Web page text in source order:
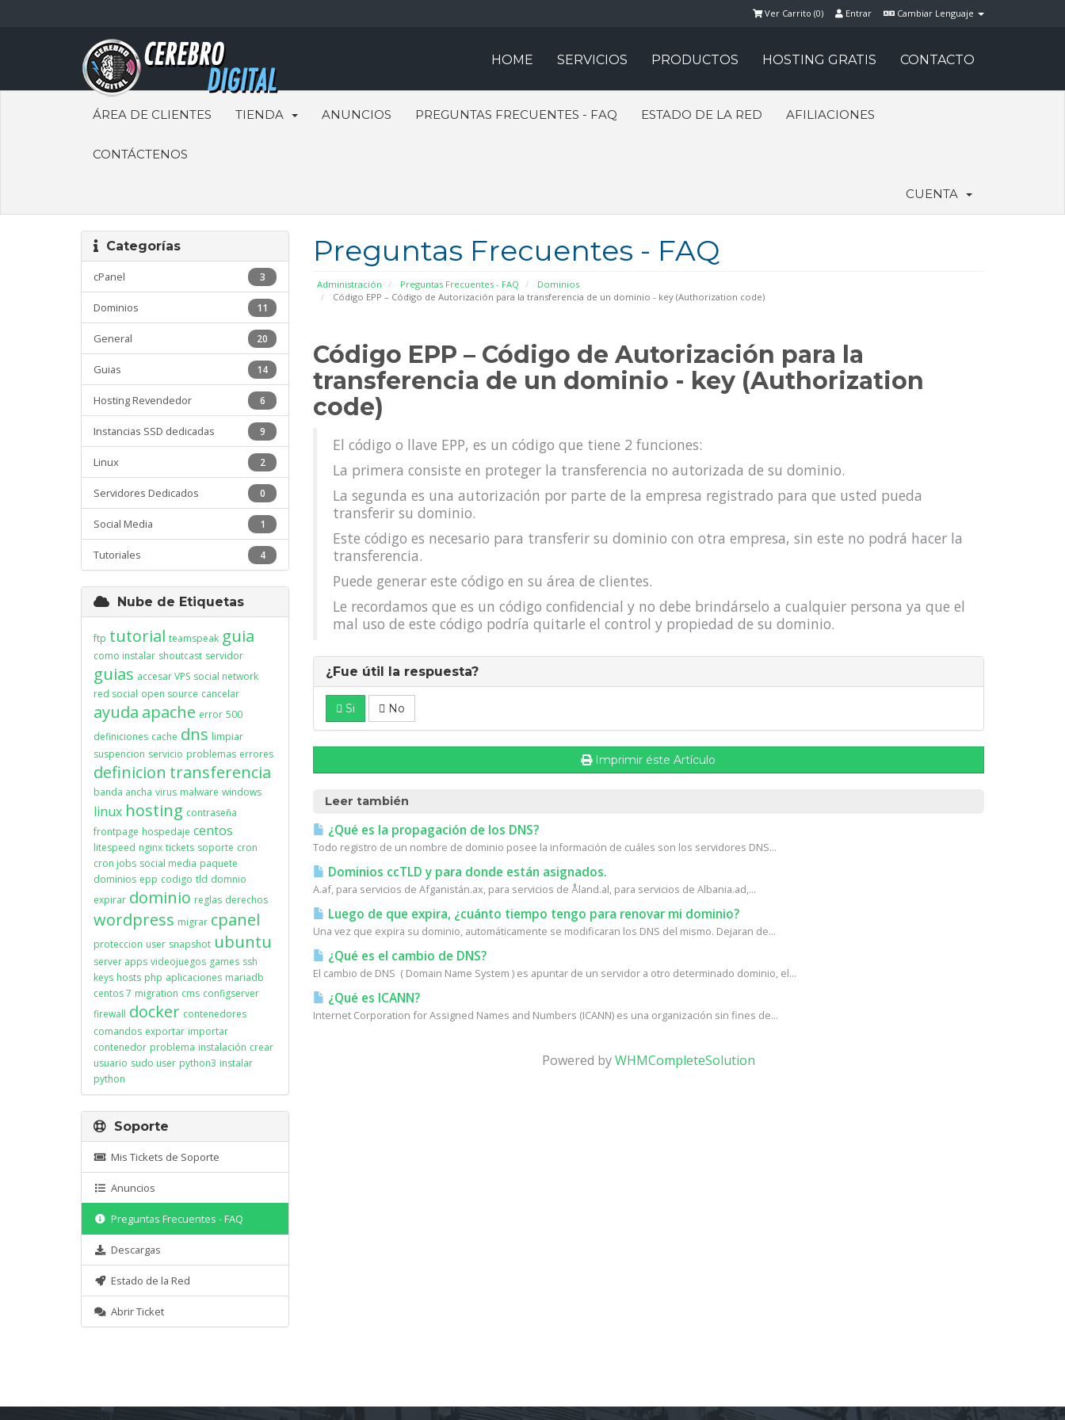
Cambiar Lenguaje
Entrar
Ver Carrito (0)
HOME SERVICIOS PRODUCTOS HOSTING GRATIS CONTACTO
ÁREA DE CLIENTES TIENDA ANUNCIOS PREGUNTAS FRECUENTES - FAQ ESTADO DE LA RED AFILIACIONES
CONTÁCTENOS
CUENTA
Preguntas Frecuentes - FAQ
Administración Preguntas Frecuentes - FAQ
Dominios
Código EPP – Código de Autorización para la transferencia de un dominio - key (Authorization code)
Categorías
3
cPanel
11
Dominios
20
General
14
Guias
6
Hosting Revendedor
9
Instancias SSD dedicadas
2
Linux
0
Servidores Dedicados
1
Social Media
4
Tutoriales
Código EPP – Código de Autorización para la
transferencia de un dominio - key (Authorization
code)
El código o llave EPP, es un código que tiene 2 funciones:
La primera consiste en proteger la transferencia no autorizada de su dominio.
La segunda es una autorización por parte de la empresa registrado para que usted pueda
transferir su dominio.
Este código es necesario para transferir su dominio con otra empresa, sin este no podrá hacer la
transferencia.
Puede generar este código en su área de clientes.
Le recordamos que es un código confidencial y no debe brindárselo a cualquier persona ya que el
mal uso de este código podría quitarle el control y propiedad de su dominio.
¿Fue útil la respuesta?
Si No
Imprimir éste Artículo
Leer también
¿Qué es la propagación de los DNS?
Todo registro de un nombre de dominio posee la información de cuáles son los servidores DNS...
Dominios ccTLD y para donde están asignados.
A.af, para servicios de Afganistán.ax, para servicios de Åland.al, para servicios de Albania.ad,...
Luego de que expira, ¿cuánto tiempo tengo para renovar mi dominio?
Una vez que expira su dominio, automáticamente se modificaran los DNS del mismo. Dejaran de...
¿Qué es el cambio de DNS?
El cambio de DNS ( Domain Name System ) es apuntar de un servidor a otro determinado dominio, el...
¿Qué es ICANN?
Internet Corporation for Assigned Names and Numbers (ICANN) es una organización sin fines de...
Powered byWHMCompleteSolution
Nube de Etiquetas
ftp tutorial teamspeak guia
como instalar shoutcast servidor
guias accesar VPS social network
red social open source cancelar
ayuda apache error 500
definiciones cache dns limpiar
suspencion servicio problemas errores
definicion transferencia
banda ancha virus malware windows
linux hosting contraseña
frontpage hospedaje centos
litespeed nginx tickets soporte cron
cron jobs social media paquete
dominios epp codigo tld domnio
expirar dominio reglas derechos
wordpress migrar cpanel
proteccion user snapshot ubuntu
server apps videojuegos games ssh
keys hosts php aplicaciones mariadb
centos 7 migration cms configserver
firewall docker contenedores
comandos exportar importar
contenedor problema instalación crear
usuario sudo user python3 instalar
python
Soporte
Mis Tickets de Soporte
Anuncios
Preguntas Frecuentes - FAQ
Descargas
Estado de la Red
Abrir Ticket